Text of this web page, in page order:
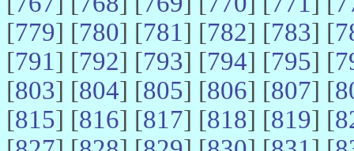
[779] [780] [781] [782] [783] [
[791] [792] [793] [794] [795] [
[803] [804] [805] [806] [807] [
[815] [816] [817] [818] [819] [